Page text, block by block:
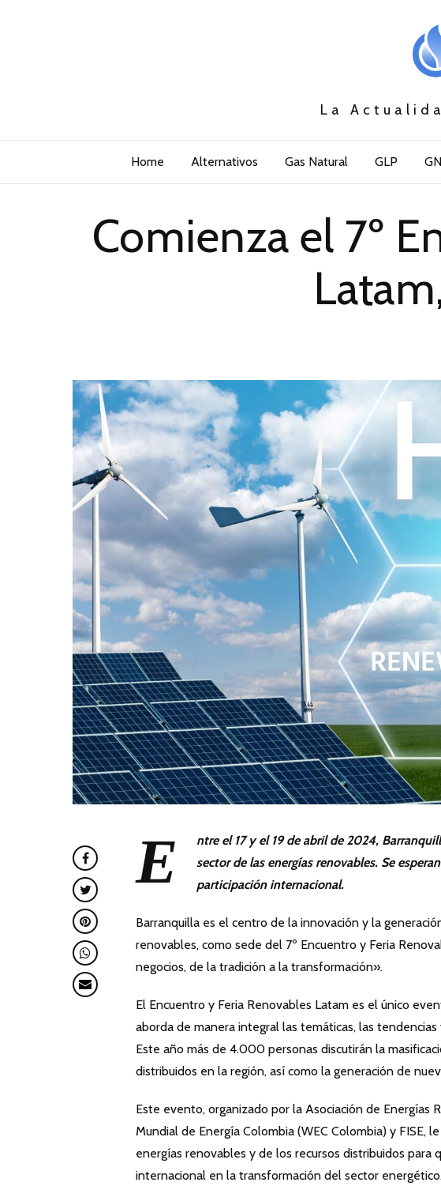
La
Home Alternativos Gas Natural GLP
Comienza el 7º
E
ntre el 17 y el 19 de abril de 2024,
sector de las energías renovables. Se
participacióninternacional.
Barranquilla es el centro de la innovación y la
renovables, como sede del 7º Encuentro y Feria
negocios, de la tradición a la transformación».
El Encuentro y Feria Renovables Latam es el único
aborda de manera integral las temáticas, las
Este año más de 4.000 personas discutirán la
distribuidos en la región, así como la generación de
Este evento, organizado por la Asociación de Energías
Mundial de Energía Colombia (WEC Colombia) y FISE,
energías renovables y de los recursos distribuidos
internacional en la transformación del sector